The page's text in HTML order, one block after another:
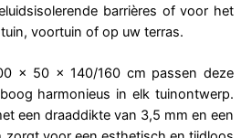
barrières of voor het
voortuin of op uw terras.
x 50 x 140/160 cm passen deze
harmonieus in elk tuinontwerp.
een draaddikte van 3,5 mm en een